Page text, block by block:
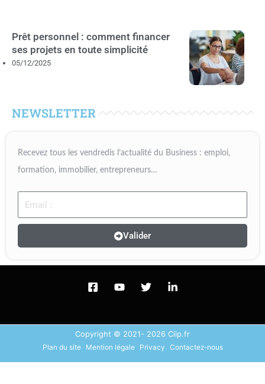
Prêt personnel : comment financer
ses projets en toute simplicité
05/12/2025
NEWSLETTER
Recevez tous les vendredis l’actualité du Business : emploi,
formation, immobilier, entrepreneurs…
Email
Valider
Copyright © 2021- 2026 Ciip.fr
Plan du site Mention légale Privacy Contactez-nous